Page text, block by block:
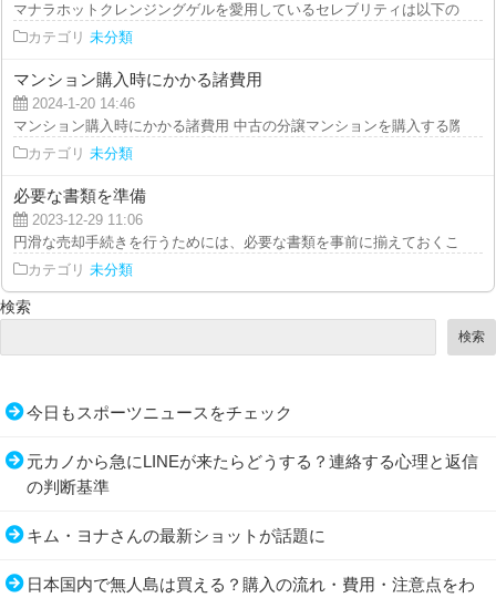
マナラホットクレンジングゲルを愛用しているセレブリティは以下の通り
カテゴリ 未分類
マンション購入時にかかる諸費用
2024-1-20 14:46
マンション購入時にかかる諸費用 中古の分譲マンションを購入する際に
カテゴリ 未分類
必要な書類を準備
2023-12-29 11:06
円滑な売却手続きを行うためには、必要な書類を事前に揃えておくことが
カテゴリ 未分類
検索
検索
今日もスポーツニュースをチェック
元カノから急にLINEが来たらどうする？連絡する心理と返信
の判断基準
キム・ヨナさんの最新ショットが話題に
日本国内で無人島は買える？購入の流れ・費用・注意点をわ